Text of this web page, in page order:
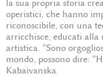
la sua propria storia
operistici, che hanno
riconoscibile, con una
arricchisce, educati alla
artistica. “Sono
mondo, possono dire:
Kabaivanska.